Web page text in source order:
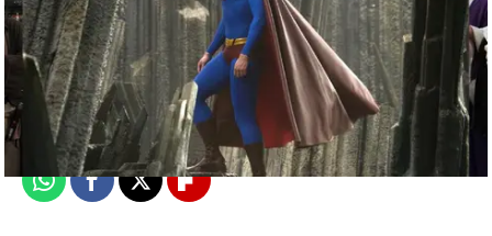
neox
Madrid
Publicado: 08 de junio de 2018, 16:03
WhatsappFacebook
X Flipboard